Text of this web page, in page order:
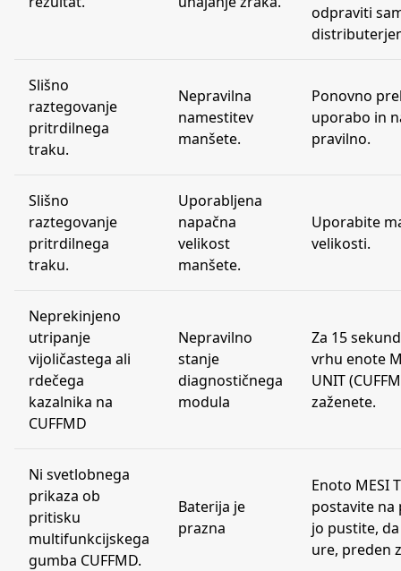
odpraviti
Slišno
raztegovanje
pritrdilnega
traku.
Nepravilna
namestitev
manšete.
Ponovno
uporabo in
pravilno.
Slišno
raztegovanje
pritrdilnega
traku.
Uporabljena
napačna
velikost
manšete.
Uporabite
velikosti.
Neprekinjeno
utripanje
vijoličastega ali
rdečega
kazalnika na
CUFFMD
Nepravilno
stanje
diagnostičnega
modula
Za 15
vrhu enote
UNIT
zaženete.
Ni svetlobnega
prikaza ob
pritisku
multifunkcijskega
gumba CUFFMD.
Baterija je
prazna
Enoto MESI
postavite
jo pustite,
ure, preden